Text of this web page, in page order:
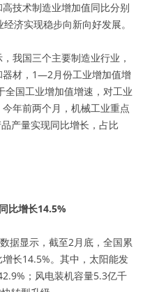
技术制造业增加值同比分别
济实现稳步向新向好发展。
我国三个主要制造业行业，
器材，1—2月份工业增加值增
全国工业增加值增速，对工业
年前两个月，机械工业重点
产量实现同比增长，占比
比增长14.5%
据显示，截至2月底，全国累
长14.5%。其中，太阳能发
；风电装机容量5.3亿千